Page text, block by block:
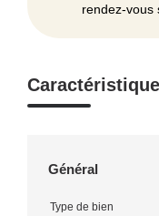
rendez-vous
Général
Type de bien